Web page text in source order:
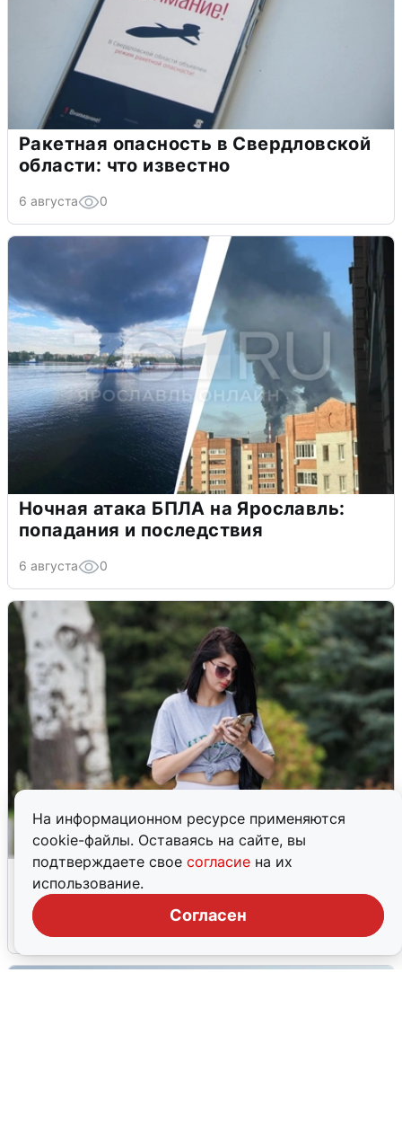
На информационном ресурсе применяются
cookie-файлы. Оставаясь на сайте, вы
подтверждаете свое согласие на их
использование.
Согласен
Ракетная опасность в Свердловской
области: что известно
6 августа 0
Ночная атака БПЛА на Ярославль:
попадания и последствия
6 августа 0
Волгоградцы остались без
мобильного интернета
6 августа